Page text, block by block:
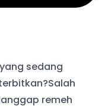
sedang
remeh